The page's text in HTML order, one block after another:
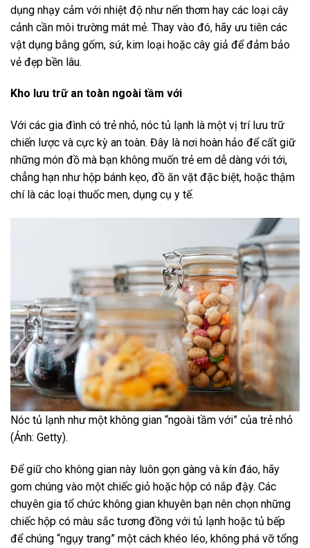
dụng nhạy cảm với nhiệt độ như nến thơm hay các loại cây
cảnh cần môi trường mát mẻ. Thay vào đó, hãy ưu tiên các
vật dụng bằng gốm, sứ, kim loại hoặc cây giả để đảm bảo
vẻ đẹp bền lâu.
Kho lưu trữ an toàn ngoài tầm với
Với các gia đình có trẻ nhỏ, nóc tủ lạnh là một vị trí lưu trữ
chiến lược và cực kỳ an toàn. Đây là nơi hoàn hảo để cất giữ
những món đồ mà bạn không muốn trẻ em dễ dàng với tới,
chẳng hạn như hộp bánh kẹo, đồ ăn vặt đặc biệt, hoặc thậm
chí là các loại thuốc men, dụng cụ y tế.
Nóc tủ lạnh như một không gian “ngoài tầm với” của trẻ nhỏ
(Ảnh: Getty).
Để giữ cho không gian này luôn gọn gàng và kín đáo, hãy
gom chúng vào một chiếc giỏ hoặc hộp có nắp đậy. Các
chuyên gia tổ chức không gian khuyên bạn nên chọn những
chiếc hộp có màu sắc tương đồng với tủ lạnh hoặc tủ bếp
để chúng “ngụy trang” một cách khéo léo, không phá vỡ tổng